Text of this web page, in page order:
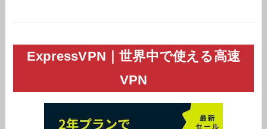
ExpressVPN｜世界中で使える高速
VPN